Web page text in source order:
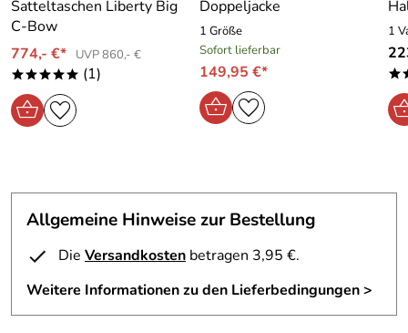
Satteltaschen Liberty Big
C-Bow
774,- €*
UVP 860,- €
***** (1)
Doppeljacke
1 Größe
Sofort lieferbar
149,95 €*
1
Allgemeine Hinweise zur Bestellung
Die Versandkosten betragen 3,95 €.
Weitere Informationen zu den Lieferbedingungen >